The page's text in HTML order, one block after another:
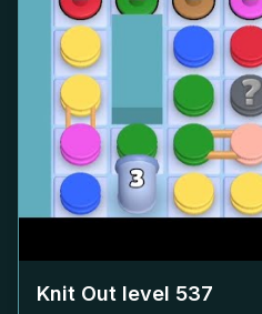
Knit Out level 537